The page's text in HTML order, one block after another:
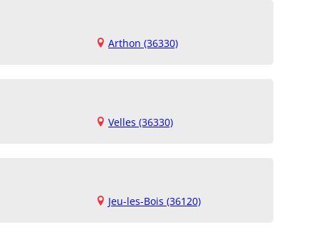
Arthon (36330)
Velles (36330)
Jeu-les-Bois (36120)